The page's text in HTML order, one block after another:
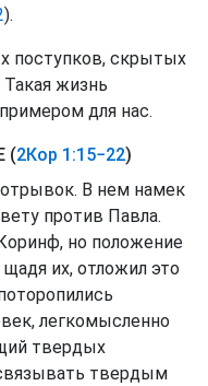
).
поступков, скрытых
жизнь
для нас.
(2Кор 1:15−22)
В нем намек
против Павла.
но положение
их, отложил это
легкомысленно
твердых
твердым